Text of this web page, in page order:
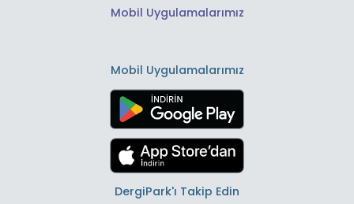
Mobil Uygulamalarımız
Mobil Uygulamalarımız
DergiPark'ı Takip Edin